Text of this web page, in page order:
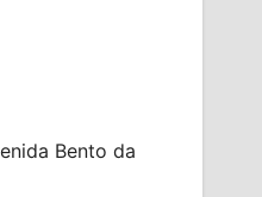
Bento da